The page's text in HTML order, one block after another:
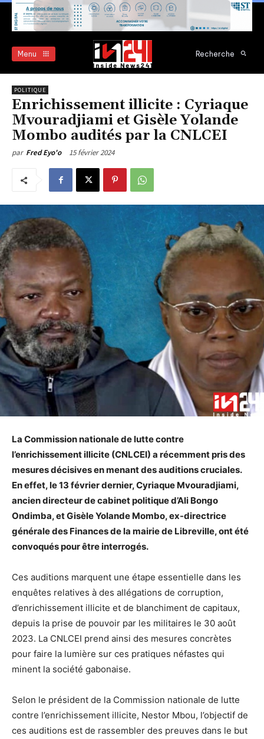
Menu Recherche
POLITIQUE
Enrichissement illicite : Cyriaque
Mvouradjiami et Gisèle Yolande
Mombo audités par la CNLCEI
par Fred Eyo'o 15 février 2024
La Commission nationale de lutte contre
l’enrichissement illicite (CNLCEI) a récemment pris des
mesures décisives en menant des auditions cruciales.
En effet, le 13 février dernier, Cyriaque Mvouradjiami,
ancien directeur de cabinet politique d’Ali Bongo
Ondimba, et Gisèle Yolande Mombo, ex-directrice
générale des Finances de la mairie de Libreville, ont été
convoqués pour être interrogés.
Ces auditions marquent une étape essentielle dans les
enquêtes relatives à des allégations de corruption,
d’enrichissement illicite et de blanchiment de capitaux,
depuis la prise de pouvoir par les militaires le 30 août
2023. La CNLCEI prend ainsi des mesures concrètes
pour faire la lumière sur ces pratiques néfastes qui
minent la société gabonaise.
Selon le président de la Commission nationale de lutte
contre l’enrichissement illicite, Nestor Mbou, l’objectif de
ces auditions est de rassembler des preuves dans le but